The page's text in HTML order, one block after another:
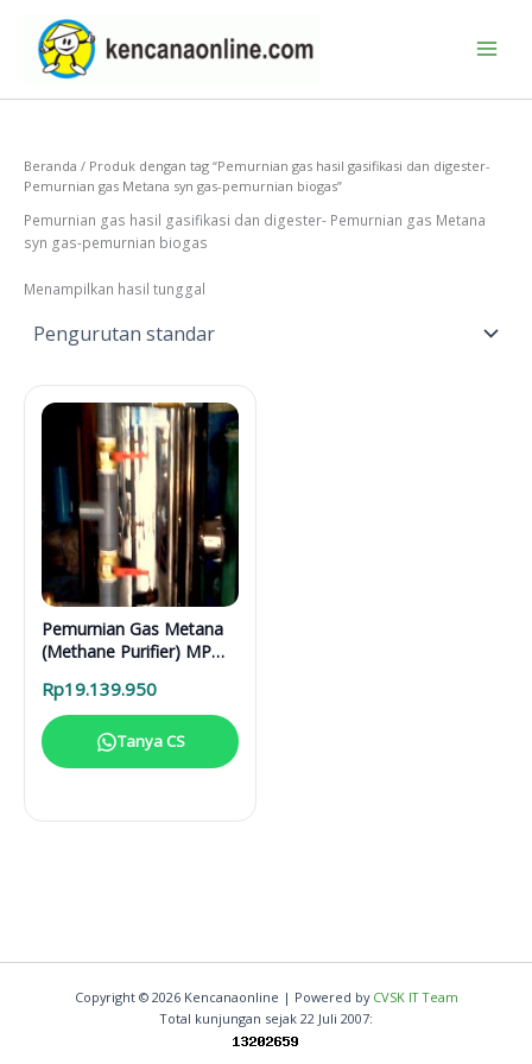
konten
Beranda / Produk dengan tag “Pemurnian gas hasil gasifikasi dan digester-
Pemurnian gas Metana syn gas-pemurnian biogas”
Pemurnian gas hasil gasifikasi dan digester- Pemurnian gas Metana
syn gas-pemurnian biogas
Menampilkan hasil tunggal
Pemurnian Gas Metana
(Methane Purifier) MP
Rp19.139.950
Tanya CS
Copyright © 2026 Kencanaonline | Powered by CVSK IT Team
Total kunjungan sejak 22 Juli 2007: